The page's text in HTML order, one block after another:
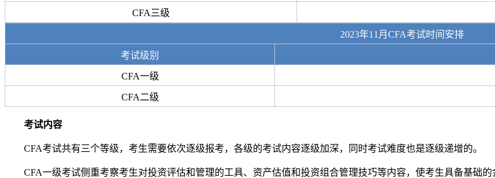
CFA三级
2023年11月CFA考试时间安排
考试级别
CFA一级
CFA二级
考试内容
CFA考试共有三个等级，考生需要依次逐级报考，各级的考试内容逐级加深，同时考试难度也是逐级递增的。
CFA一级考试侧重考察考生对投资评估和管理的工具、资产估值和投资组合管理技巧等内容，使考生具备基础的